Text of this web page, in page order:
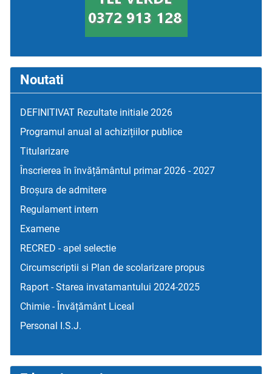
Noutati
DEFINITIVAT Rezultate initiale 2026
Programul anual al achizițiilor publice
Titularizare
Înscrierea în învățământul primar 2026 - 2027
Broșura de admitere
Regulament intern
Examene
RECRED - apel selectie
Circumscriptii si Plan de scolarizare propus
Raport - Starea invatamantului 2024-2025
Chimie - Învățământ Liceal
Personal I.S.J.